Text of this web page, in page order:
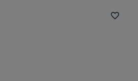
favorite_border